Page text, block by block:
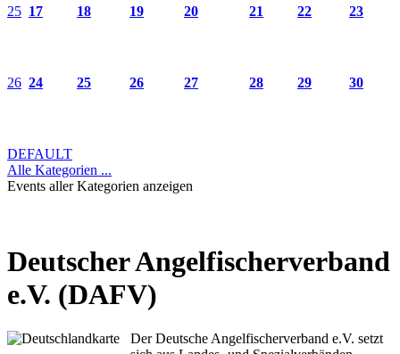
25 17 18 19 20 21 22 23
26 24 25 26 27 28 29 30
DEFAULT
Alle Kategorien ...
Events aller Kategorien anzeigen
Deutscher Angelfischerverband
e.V. (DAFV)
Der Deutsche Angelfischerverband e.V. setzt